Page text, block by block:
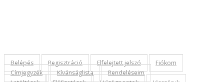
Belépés Regisztráció Elfelejtett jelszó
Fiókom
Címjegyzék
Kívánságlista
Rendeléseim